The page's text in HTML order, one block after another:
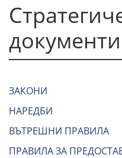
документи
ЗАКОНИ
НАРЕДБИ
ВЪТРЕШНИ ПРАВИЛА
ПРАВИЛА ЗА